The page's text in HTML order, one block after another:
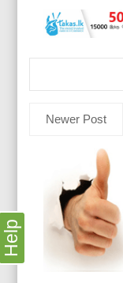
Newer Post
Help